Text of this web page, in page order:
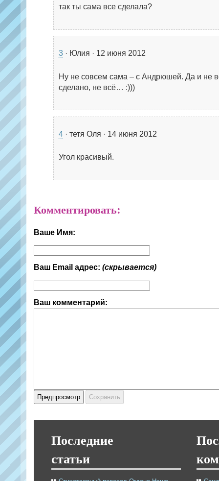
так ты сама все сделала?
3· Юлия · 12 июня 2012
Ну не совсем сама – с Андрюшей. Да и не
сделано, не всё… :)))
4· тетя Оля · 14 июня 2012
Угол красивый.
Комментировать:
Ваше Имя:
Ваш Email адрес: (скрывается)
Ваш комментарий:
Последние
статьи